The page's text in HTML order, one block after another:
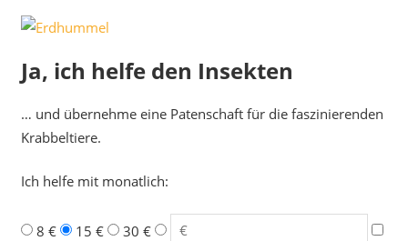
Ja, ich helfe den Insekten
… und übernehme eine Patenschaft für die faszinierenden
Krabbeltiere.
Ich helfe mit monatlich:
8 € 15 €
30 €